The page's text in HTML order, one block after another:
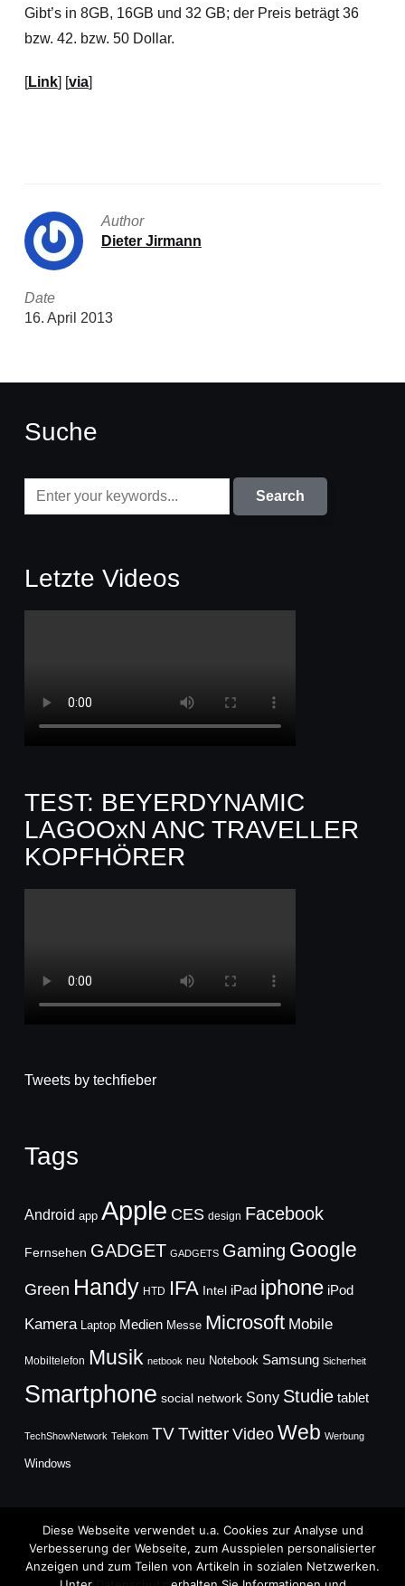
Gibt’s in 8GB, 16GB und 32 GB; der Preis beträgt 36
bzw. 42. bzw. 50 Dollar.
[Link] [via]
Author
Dieter Jirmann
Date
16. April 2013
Suche
Letzte Videos
TEST: BEYERDYNAMIC
LAGOOxN ANC TRAVELLER
KOPFHÖRER
Tweets by techfieber
Tags
Android app Apple CES design Facebook
Fernsehen GADGET GADGETS Gaming Google
Green Handy HTD IFA Intel iPad iphone iPod
Kamera Laptop Medien Messe Microsoft Mobile
Mobiltelefon Musik netbook neu Notebook Samsung Sicherheit
Smartphone social network Sony Studie tablet
TechShowNetwork Telekom TVTwitter Video Web Werbung
Windows
Copyright © 2026
Diese Webseite verwendet u.a. Cookies zur Analyse und
Verbesserung der Webseite, zum Ausspielen personalisierter
Anzeigen und zum Teilen von Artikeln in sozialen Netzwerken.